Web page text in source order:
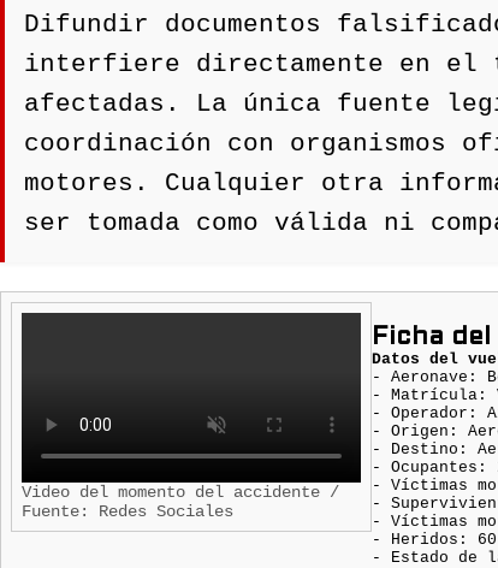
Difundir documentos
interfiere directamente en el
afectadas. La única fuente
coordinación con organismos
motores. Cualquier otra
ser tomada como válida ni
Video del momento del accidente /
Fuente: Redes Sociales
Ficha
Datos del
- Aeronave:
- Matrícula:
- Operador:
- Origen:
- Destino:
-
- Víctimas
-
- Víctimas
- Heridos: 60
- Estado de